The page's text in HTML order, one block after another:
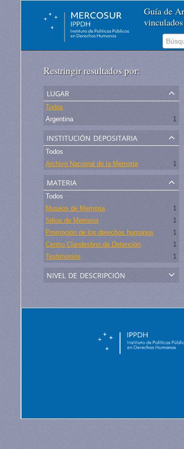
Guía de
Restringir resultados por:
lugar
Todos
Argentina
1
institución depositaria
Todos
Archivo Nacional de la Memoria
1
materia
Todos
Museos de Memoria
1
Sitios de Memoria
1
Promoción de los derechos humanos
1
Centro Clandestino de Detención
1
Testimonios
1
nivel de descripción